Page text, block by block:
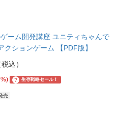
ーム開発講座 ユニティちゃんで
クションゲーム 【PDF版】
込）
? 生存戦略セール！
売